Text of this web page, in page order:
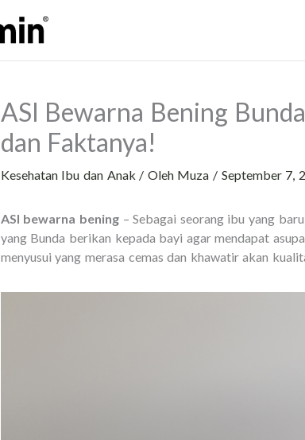
ASI Bewarna Bening
dan Faktanya!
Kesehatan Ibu dan Anak / Oleh Muza / September 7,
ASI bewarna bening– Sebagai seorang ibu yang
yang Bunda berikan kepada bayi agar mendapat
menyusui yang merasa cemas dan khawatir akan